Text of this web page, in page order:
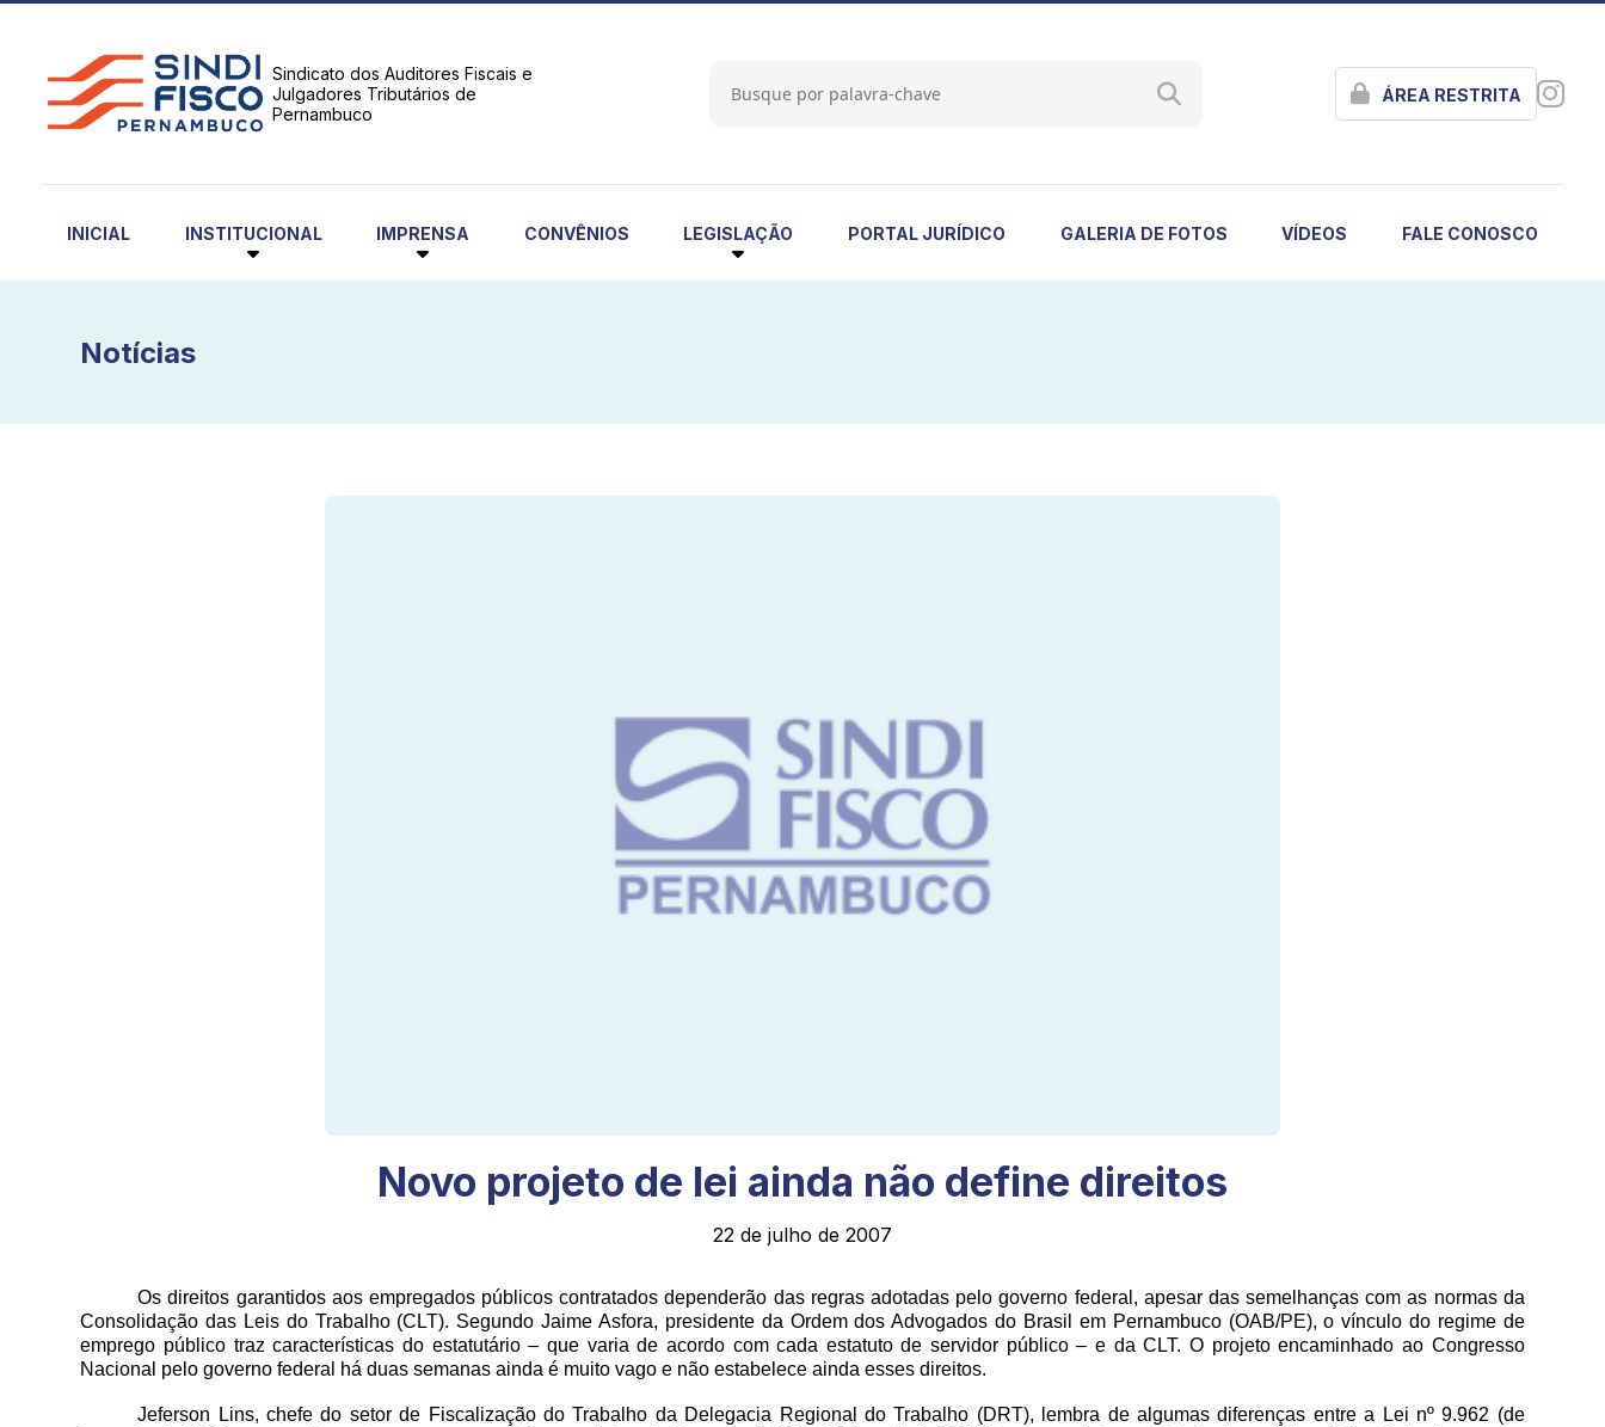
Sindicato dos Auditores Fiscais e
Julgadores Tributários de
Pernambuco
ÁREA RESTRITA
INICIAL INSTITUCIONAL IMPRENSA CONVÊNIOS LEGISLAÇÃO PORTAL JURÍDICO GALERIA DE FOTOS VÍDEOS FALE CONOSCO
Notícias
Novo projeto de lei ainda não define direitos
22 de julho de 2007
Os direitos garantidos aos empregados públicos contratados dependerão das regras adotadas pelo governo federal, apesar das semelhanças com as normas da
Consolidação das Leis do Trabalho (CLT). Segundo Jaime Asfora, presidente da Ordem dos Advogados do Brasil em Pernambuco (OAB/PE), o vínculo do regime de
emprego público traz características do estatutário – que varia de acordo com cada estatuto de servidor público – e da CLT. O projeto encaminhado ao Congresso
Nacional pelo governo federal há duas semanas ainda é muito vago e não estabelece ainda esses direitos.
Jeferson Lins, chefe do setor de Fiscalização do Trabalho da Delegacia Regional do Trabalho (DRT), lembra de algumas diferenças entre a Lei nº 9.962 (de